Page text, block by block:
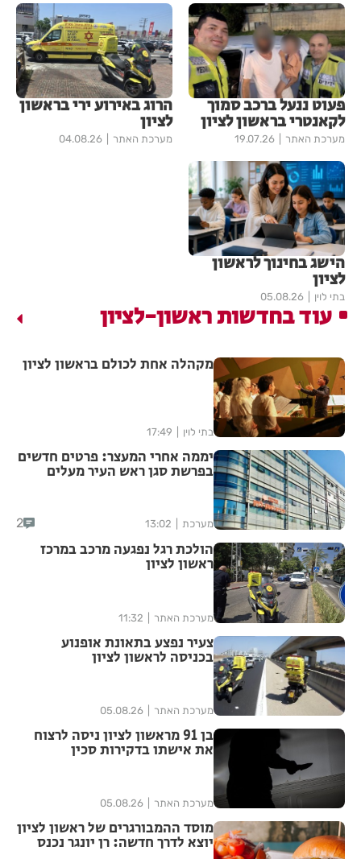
פעוט ננעל ברכב סמוך
לקאנטרי בראשון לציון
מערכת האתר 19.07.26
הרוג באירוע ירי בראשון
לציון
מערכת האתר 04.08.26
הישג בחינוך לראשון
לציון
בתי לוין 05.08.26
עוד בחדשות ראשון-לציון
מקהלה אחת לכולם בראשון לציון
בתי לוין 17:49
יממה אחרי המעצר: פרטים חדשים
בפרשת סגן ראש העיר מעלים
מערכת 13:02
2
הולכת רגל נפגעה מרכב במרכז
ראשון לציון
מערכת האתר 11:32
צעיר נפצע בתאונת אופנוע
בכניסה לראשון לציון
מערכת האתר 05.08.26
בן 91 מראשון לציון ניסה לרצוח
את אישתו בדקירות סכין
מערכת האתר 05.08.26
מוסד ההמבורגרים של ראשון לציון
יוצא לדרך חדשה: רן יונגר נכנס